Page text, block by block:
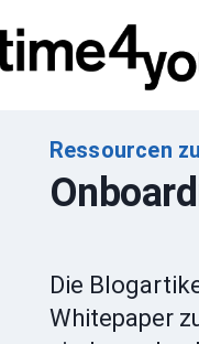
Inhalt
springen
Ressourcen
Die
Whitepaper